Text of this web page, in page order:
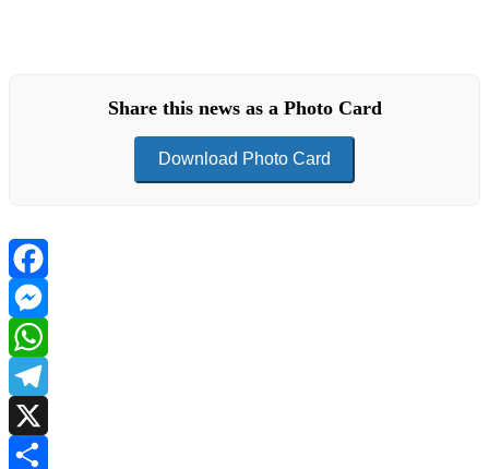
Share this news as a Photo Card
Download Photo Card
Facebook
Messenger
WhatsApp
Telegram
X